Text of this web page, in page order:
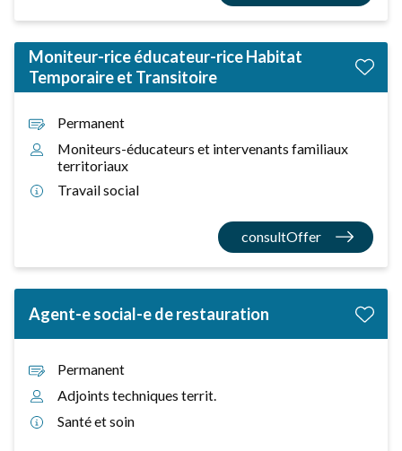
Moniteur-rice éducateur-rice Habitat
Temporaire et Transitoire
Permanent
Moniteurs-éducateurs et intervenants familiaux
territoriaux
Travail social
consultOffer
Agent-e social-e de restauration
Permanent
Adjoints techniques territ.
Santé et soin